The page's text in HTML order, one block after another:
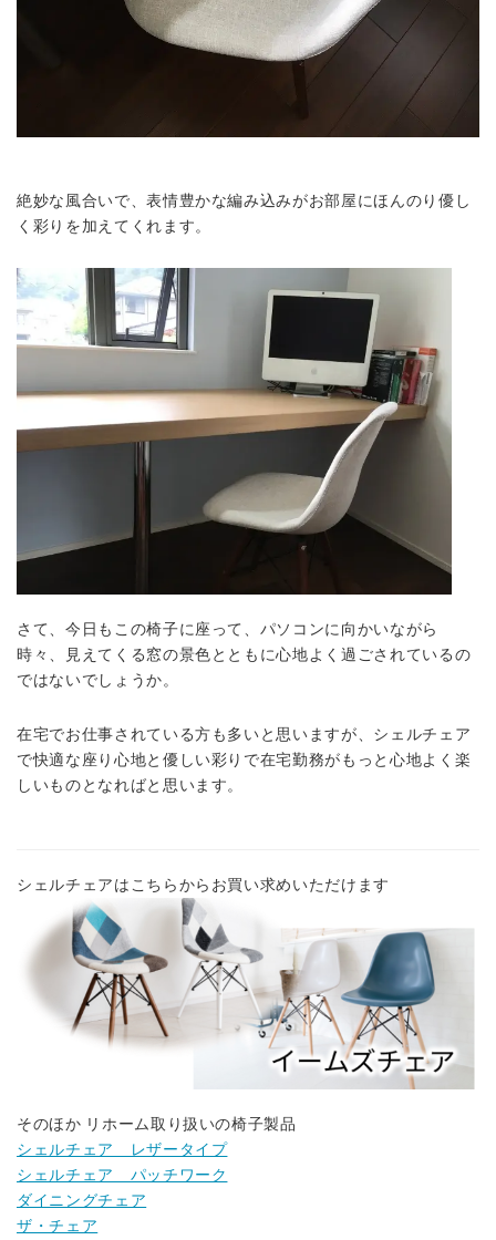
絶妙な風合いで、表情豊かな編み込みがお部屋にほんのり優し
く彩りを加えてくれます。
さて、今日もこの椅子に座って、パソコンに向かいながら
時々、見えてくる窓の景色とともに心地よく過ごされているの
ではないでしょうか。
在宅でお仕事されている方も多いと思いますが、シェルチェア
で快適な座り心地と優しい彩りで在宅勤務がもっと心地よく楽
しいものとなればと思います。
シェルチェアはこちらからお買い求めいただけます
そのほか リホーム取り扱いの椅子製品
シェルチェア レザータイプ
シェルチェア パッチワーク
ダイニングチェア
ザ・チェア